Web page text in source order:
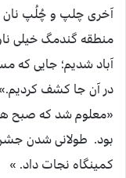
آخری چلپ و چُلُپ نان
منطقه گندمگ خیلی
آباد شدیم؛ جایی که
در آن جا کشف کردیم.»
«معلوم شد که صبح
بود. طولانی شدن جشن
کمینگاه نجات داد. »